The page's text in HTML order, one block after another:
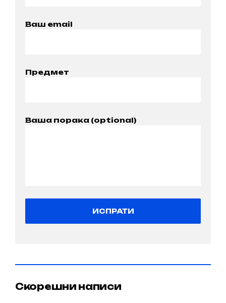
Ваш email
Предмет
Ваша порака (optional)
Скорешни написи